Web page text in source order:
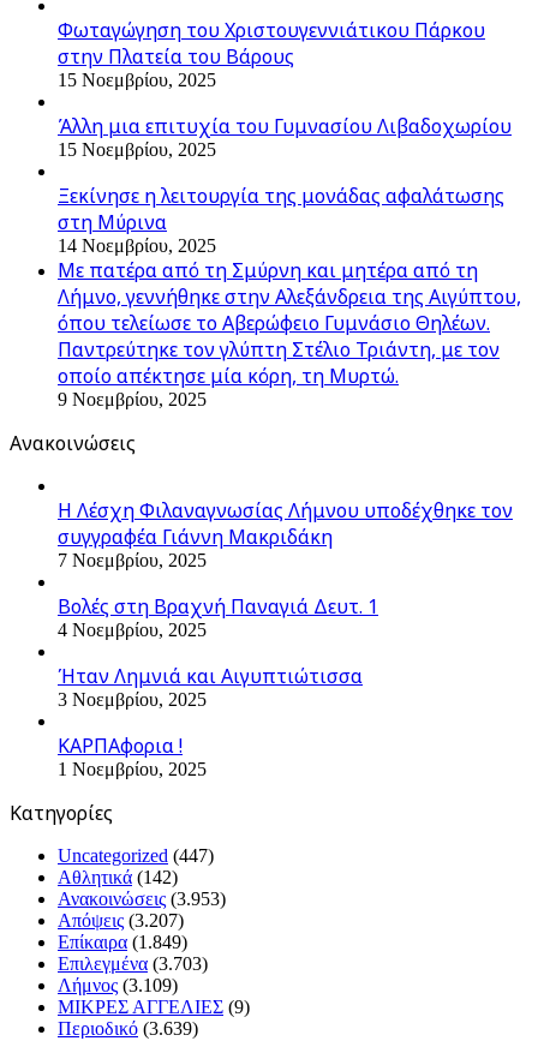
Φωταγώγηση του Χριστουγεννιάτικου Πάρκου
στην Πλατεία του Βάρους
15 Νοεμβρίου, 2025
Άλλη μια επιτυχία του Γυμνασίου Λιβαδοχωρίου
15 Νοεμβρίου, 2025
Ξεκίνησε η λειτουργία της μονάδας αφαλάτωσης
στη Μύρινα
14 Νοεμβρίου, 2025
Με πατέρα από τη Σμύρνη και μητέρα από τη
Λήμνο, γεννήθηκε στην Αλεξάνδρεια της Αιγύπτου,
όπου τελείωσε το Αβερώφειο Γυμνάσιο Θηλέων.
Παντρεύτηκε τον γλύπτη Στέλιο Τριάντη, με τον
οποίο απέκτησε μία κόρη, τη Μυρτώ.
9 Νοεμβρίου, 2025
Ανακοινώσεις
Η Λέσχη Φιλαναγνωσίας Λήμνου υποδέχθηκε τον
συγγραφέα Γιάννη Μακριδάκη
7 Νοεμβρίου, 2025
Βολές στη Βραχνή Παναγιά Δευτ. 1
4 Νοεμβρίου, 2025
Ήταν Λημνιά και Αιγυπτιώτισσα
3 Νοεμβρίου, 2025
ΚΑΡΠΑφορια !
1 Νοεμβρίου, 2025
Kατηγορίες
Uncategorized (447)
Αθλητικά (142)
Ανακοινώσεις (3.953)
Απόψεις (3.207)
Επίκαιρα (1.849)
Επιλεγμένα (3.703)
Λήμνος (3.109)
ΜΙΚΡΕΣ ΑΓΓΕΛΙΕΣ (9)
Περιοδικό (3.639)